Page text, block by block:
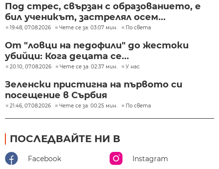
Под стрес, свързан с образованието, е
бил ученикът, застрелял осем...
19:48, 07.08.2026 Чете се за: 03:07 мин. По света
От "ловци на педофили" до жестоки
убийци: Кога децата се...
20:10, 07.08.2026 Чете се за: 02:37 мин. У нас
Зеленски пристигна на първото си
посещение в Сърбия
21:46, 07.08.2026 Чете се за: 00:25 мин. По света
ПОСЛЕДВАЙТЕ НИ В
Facebook Instagram